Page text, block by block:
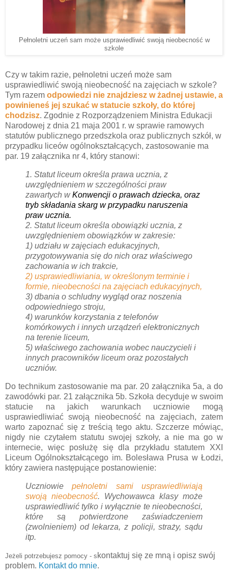
Pełnoletni uczeń sam może usprawiedliwić swoją nieobecność w
szkole
Czy w takim razie, pełnoletni uczeń może sam
usprawiedliwić swoją nieobecność na zajęciach w szkole?
Tym razem odpowiedzi nie znajdziesz w żadnej ustawie, a
powinieneś jej szukać w statucie szkoły, do której
chodzisz. Zgodnie z Rozporządzeniem Ministra Edukacji
Narodowej z dnia 21 maja 2001 r. w sprawie ramowych
statutów publicznego przedszkola oraz publicznych szkół, w
przypadku liceów ogólnokształcących, zastosowanie ma
par. 19 załącznika nr 4, który stanowi:
1. Statut liceum określa prawa ucznia, z
uwzględnieniem w szczególności praw
zawartych wKonwencji o prawach dziecka, oraz
tryb składania skarg w przypadku naruszenia
praw ucznia.
2. Statut liceum określa obowiązki ucznia, z
uwzględnieniem obowiązków w zakresie:
1) udziału w zajęciach edukacyjnych,
przygotowywania się do nich oraz właściwego
zachowania w ich trakcie,
2) usprawiedliwiania, w określonym terminie i
formie, nieobecności na zajęciach edukacyjnych,
3) dbania o schludny wygląd oraz noszenia
odpowiedniego stroju,
4) warunków korzystania z telefonów
komórkowych i innych urządzeń elektronicznych
na terenie liceum,
5) właściwego zachowania wobec nauczycieli i
innych pracowników liceum oraz pozostałych
uczniów.
Do technikum zastosowanie ma par. 20 załącznika 5a, a do
zawodówki par. 21 załącznika 5b. Szkoła decyduje w swoim
statucie na jakich warunkach uczniowie mogą
usprawiedliwiać swoją nieobecność na zajęciach, zatem
warto zapoznać się z treścią tego aktu. Szczerze mówiąc,
nigdy nie czytałem statutu swojej szkoły, a nie ma go w
internecie, więc posłużę się dla przykładu statutem XXI
Liceum Ogólnokształcącego im. Bolesława Prusa w Łodzi,
który zawiera następujące postanowienie:
Uczniowiepełnoletni sami usprawiedliwiają
swoją nieobecność. Wychowawca klasy może
usprawiedliwić tylko i wyłącznie te nieobecności,
które są potwierdzone zaświadczeniem
(zwolnieniem) od lekarza, z policji, straży, sądu
itp.
Jeżeli potrzebujesz pomocy - s kontaktuj się ze mną i opisz swój
problem. Kontakt do mnie.